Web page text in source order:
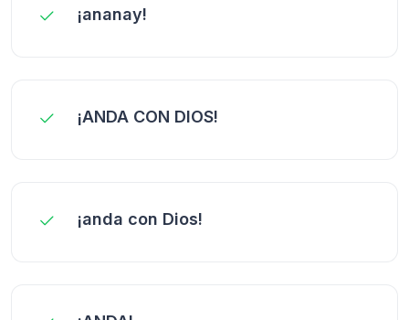
¡ananay!
¡ANDA CON DIOS!
¡anda con Dios!